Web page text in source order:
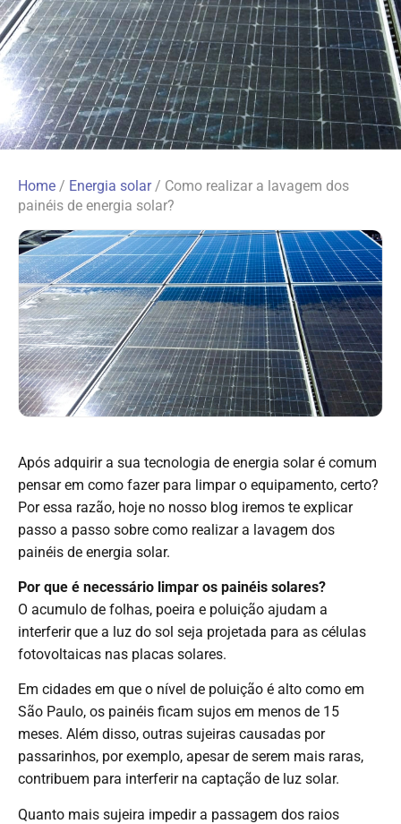
Home / Energia solar/ Como realizar a lavagem dos
painéis de energia solar?
Após adquirir a sua tecnologia de energia solar é comum
pensar em como fazer para limpar o equipamento, certo?
Por essa razão, hoje no nosso blog iremos te explicar
passo a passo sobre como realizar a lavagem dos
painéis de energia solar.
Por que é necessário limpar os painéis solares?
O acumulo de folhas, poeira e poluição ajudam a
interferir que a luz do sol seja projetada para as células
fotovoltaicas nas placas solares.
Em cidades em que o nível de poluição é alto como em
São Paulo, os painéis ficam sujos em menos de 15
meses. Além disso, outras sujeiras causadas por
passarinhos, por exemplo, apesar de serem mais raras,
contribuem para interferir na captação de luz solar.
Quanto mais sujeira impedir a passagem dos raios